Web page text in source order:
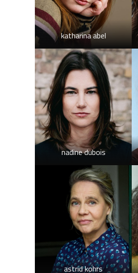
katharina abel
nadine dubois
astrid kohrs